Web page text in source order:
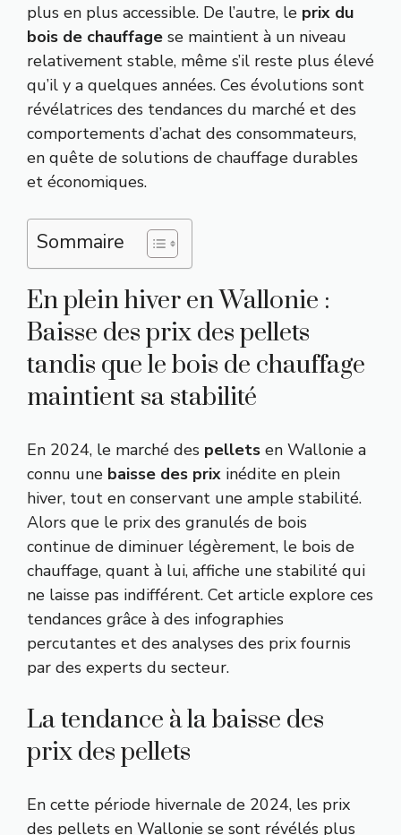
plus en plus accessible. De l’autre, le prix du
bois de chauffage se maintient à un niveau
relativement stable, même s’il reste plus élevé
qu’il y a quelques années. Ces évolutions sont
révélatrices des tendances du marché et des
comportements d’achat des consommateurs,
en quête de solutions de chauffage durables
et économiques.
Sommaire
En plein hiver en Wallonie :
Baisse des prix des pellets
tandis que le bois de chauffage
maintient sa stabilité
En 2024, le marché des pellets en Wallonie a
connu une baisse des prix inédite en plein
hiver, tout en conservant une ample stabilité.
Alors que le prix des granulés de bois
continue de diminuer légèrement, le bois de
chauffage, quant à lui, affiche une stabilité qui
ne laisse pas indifférent. Cet article explore ces
tendances grâce à des infographies
percutantes et des analyses des prix fournis
par des experts du secteur.
La tendance à la baisse des
prix des pellets
En cette période hivernale de 2024, les prix
des pellets en Wallonie se sont révélés plus